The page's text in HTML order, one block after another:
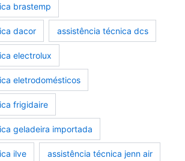
brastemp
dacor assistência técnica dcs
electrolux
eletrodomésticos
frigidaire
geladeira importada
ilve assistência técnica jenn air